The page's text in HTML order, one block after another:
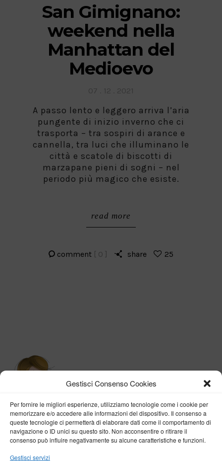
Gestisci Consenso Cookies
Per fornire le migliori esperienze, utilizziamo tecnologie come i cookie per
memorizzare e/o accedere alle informazioni del dispositivo. Il consenso a
queste tecnologie ci permetterà di elaborare dati come il comportamento di
navigazione o ID unici su questo sito. Non acconsentire o ritirare il
consenso può influire negativamente su alcune caratteristiche e funzioni.
Gestisci servizi
San Gimignano:
weekend nella
Manhattan del
Medioevo
A passo lento e leggero arriva l’aria
pungente di inizio inverno che ci
trasporta – tra sospiri di arance e
cannella, tra luci che illuminano le
città e scatole di biscotti di
marzapane pieni di sogni – nel
periodo più magico che esiste.
read more
comment [ 0 ] share 25
BY VERONICA D'ONOFRIO